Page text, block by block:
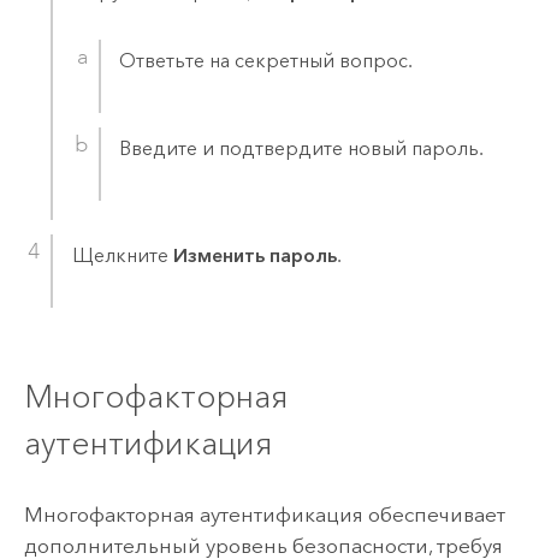
Ответьте на секретный вопрос.
Введите и подтвердите новый пароль.
Щелкните Изменить пароль.
Многофакторная
аутентификация
Многофакторная аутентификация обеспечивает
дополнительный уровень безопасности, требуя